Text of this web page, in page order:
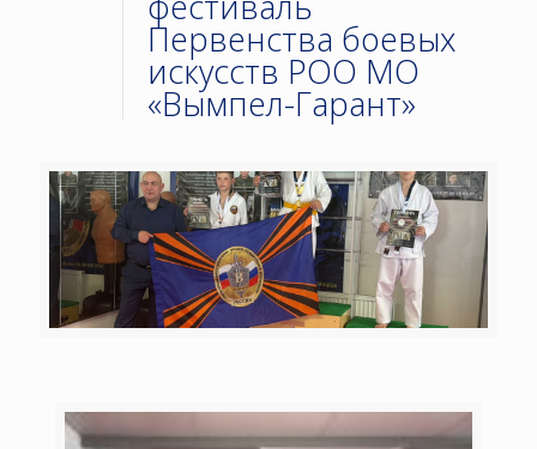
Первенства боевых
искусств РОО МО
«Вымпел-Гарант»